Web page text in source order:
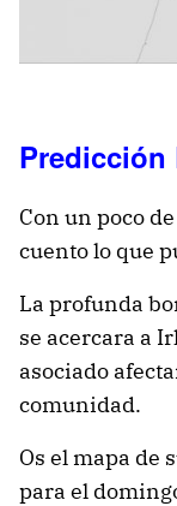
Predicción
Con un poco
cuento lo que
La profunda
se acercara a
asociado
comunidad.
Os el mapa de
para el